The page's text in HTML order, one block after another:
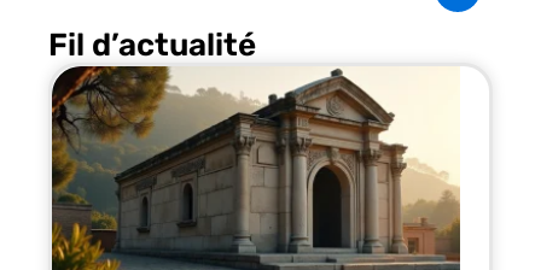
Fil d’actualité